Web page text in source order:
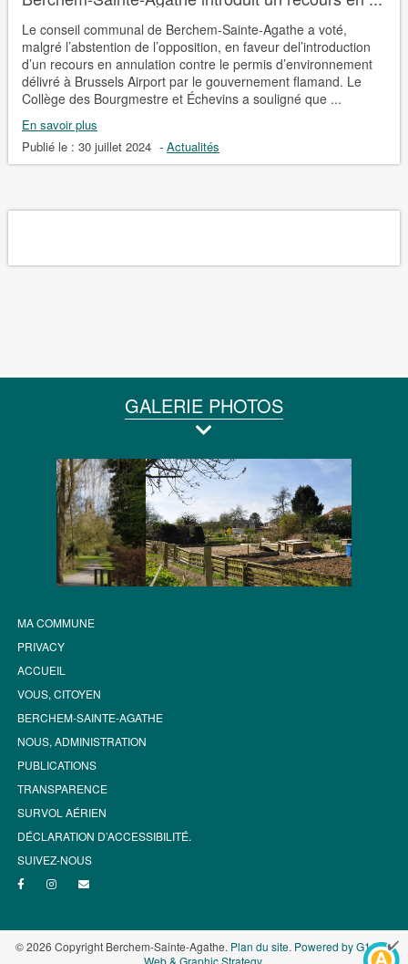
Le conseil communal de Berchem-Sainte-Agathe a voté,
malgré l’abstention de l’opposition, en faveur del’introduction
d’un recours en annulation contre le permis d’environnement
délivré à Brussels Airport par le gouvernement flamand. Le
Collège des Bourgmestre et Échevins a souligné que ...
En savoir plus
Publié le : 30 juillet 2024 - Actualités
GALERIE PHOTOS
MA COMMUNE
PRIVACY
ACCUEIL
VOUS, CITOYEN
BERCHEM-SAINTE-AGATHE
NOUS, ADMINISTRATION
PUBLICATIONS
TRANSPARENCE
SURVOL AÉRIEN
DÉCLARATION D’ACCESSIBILITÉ.
SUIVEZ-NOUS
© 2026 Copyright Berchem-Sainte-Agathe. Plan du site. Powered by G1.be -
Web & Graphic Strategy.